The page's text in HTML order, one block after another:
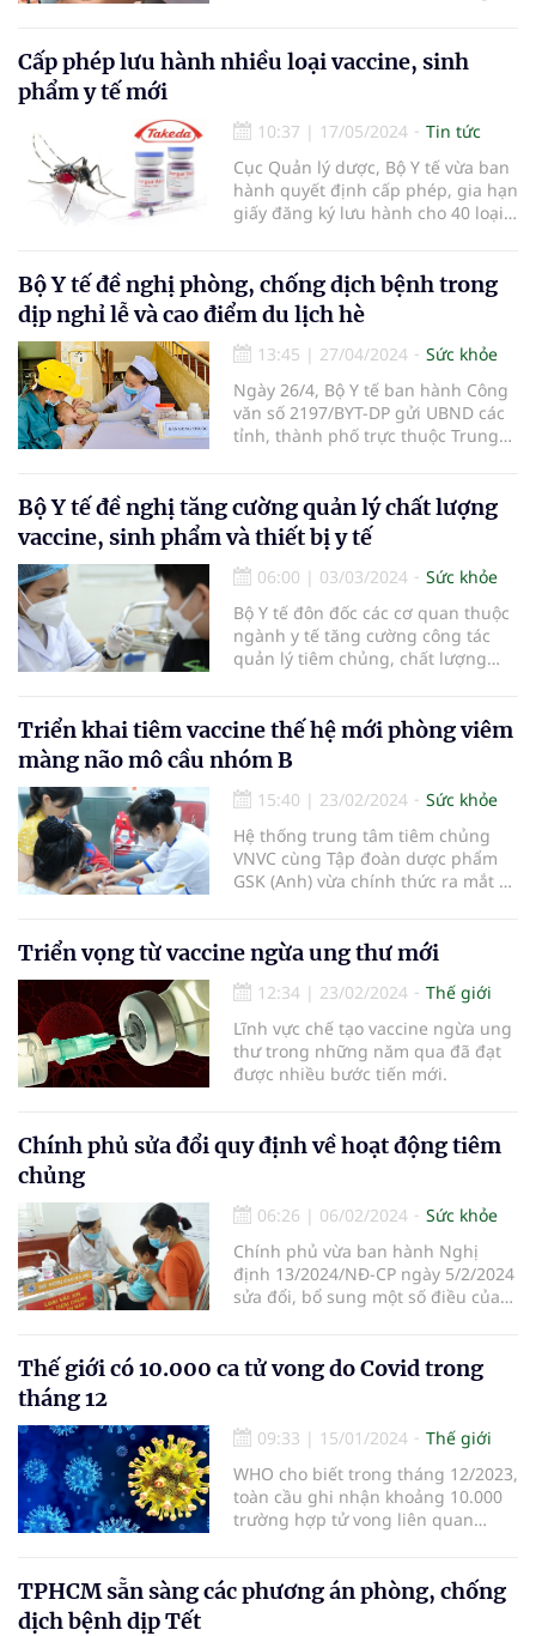
Cấp phép lưu hành nhiều loại vaccine, sinh
phẩm y tế mới
10:37 | 17/05/2024
Tin tức
Cục Quản lý dược, Bộ Y tế vừa ban
hành quyết định cấp phép, gia hạn
giấy đăng ký lưu hành cho 40 loại
phòng bệnh sốt xuất huyết, zona
thần kinh, 23 tuýp phế cầu thế hệ
mới.
Bộ Y tế đề nghị phòng, chống dịch bệnh trong
dịp nghỉ lễ và cao điểm du lịch hè
13:45 | 27/04/2024
Sức khỏe
Ngày 26/4, Bộ Y tế ban hành Công
văn số 2197/BYT-DP gửi UBND các
tỉnh, thành phố trực thuộc Trung
nhất là trong dịp nghỉ lễ 30/4 và
1/5 cũng như cao điểm du lịch hè
2024 sắp tới.
Bộ Y tế đề nghị tăng cường quản lý chất lượng
vaccine, sinh phẩm và thiết bị y tế
06:00 | 03/03/2024
Sức khỏe
Bộ Y tế đôn đốc các cơ quan thuộc
ngành y tế tăng cường công tác
quản lý tiêm chủng, chất lượng
Triển khai tiêm vaccine thế hệ mới phòng viêm
màng não mô cầu nhóm B
15:40 | 23/02/2024
Sức khỏe
Hệ thống trung tâm tiêm chủng
VNVC cùng Tập đoàn dược phẩm
GSK (Anh) vừa chính thức ra mắt và
não mô cầu nhóm B gây ra tại Việt
Nam.
Triển vọng từ vaccine ngừa ung thư mới
12:34 | 23/02/2024
Thế giới
Lĩnh vực chế tạo vaccine ngừa ung
thư trong những năm qua đã đạt
được nhiều bước tiến mới.
Chính phủ sửa đổi quy định về hoạt động tiêm
chủng
06:26 | 06/02/2024
Sức khỏe
Chính phủ vừa ban hành Nghị
định 13/2024/NĐ-CP ngày 5/2/2024
sửa đổi, bổ sung một số điều của
tiêm chủng.
Thế giới có 10.000 ca tử vong do Covid trong
tháng 12
09:33 | 15/01/2024
Thế giới
WHO cho biết trong tháng 12/2023,
toàn cầu ghi nhận khoảng 10.000
trường hợp tử vong liên quan
TPHCM sẵn sàng các phương án phòng, chống
dịch bệnh dịp Tết